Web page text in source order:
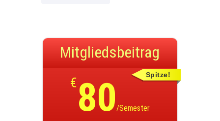
Spitze!
Mitgliedsbeitrag
€80 /Semester